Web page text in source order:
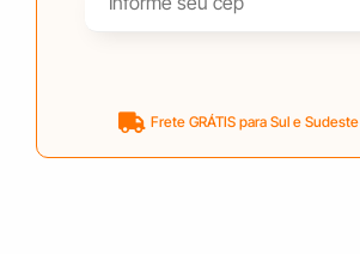
Frete GRÁTIS para Sul e Sudeste